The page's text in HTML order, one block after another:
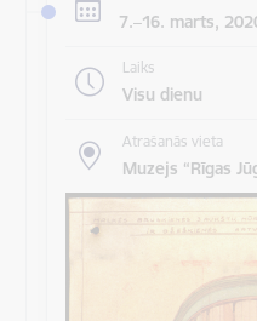
7.–16. marts,
Laiks
Visu dienu
Atrašanās vieta
Muzejs “Rīgas